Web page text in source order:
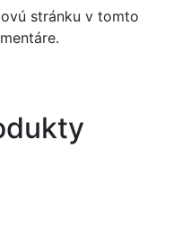
stránku v tomto